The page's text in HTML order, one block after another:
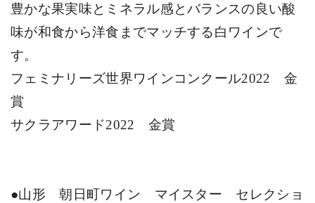
豊かな果実味とミネラル感とバランスの良い酸
味が和食から洋食までマッチする白ワインで
す。
フェミナリーズ世界ワインコンクール2022 金
賞
サクラアワード2022 金賞
●山形 朝日町ワイン マイスター セレクショ